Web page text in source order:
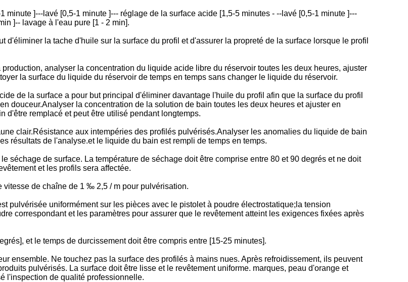
minute ]---lavé [0,5-1 minute ]--- réglage de la surface acide [1,5-5 minutes - --lavé [0,5-1 minute ]---
]-- lavage à l'eau pure [1 - 2 min].
la tache d'huile sur la surface du profil et d'assurer la propreté de la surface lorsque le profil
analyser la concentration du liquide acide libre du réservoir toutes les deux heures, ajuster
la surface du liquide du réservoir de temps en temps sans changer le liquide du réservoir.
de la surface a pour but principal d'éliminer davantage l'huile du profil afin que la surface du profil
douceur.Analyser la concentration de la solution de bain toutes les deux heures et ajuster en
d'être remplacé et peut être utilisé pendant longtemps.
clair.Résistance aux intempéries des profilés pulvérisés.Analyser les anomalies du liquide de bain
résultats de l'analyse.et le liquide du bain est rempli de temps en temps.
séchage de surface. La température de séchage doit être comprise entre 80 et 90 degrés et ne doit
et les profils sera affectée.
de chaîne de 1 ‰ 2,5 / m pour pulvérisation.
pulvérisée uniformément sur les pièces avec le pistolet à poudre électrostatique;la tension
correspondant et les paramètres pour assurer que le revêtement atteint les exigences fixées après
et le temps de durcissement doit être compris entre [15-25 minutes].
ensemble. Ne touchez pas la surface des profilés à mains nues. Après refroidissement, ils peuvent
pulvérisés. La surface doit être lisse et le revêtement uniforme. marques, peau d'orange et
l'inspection de qualité professionnelle.